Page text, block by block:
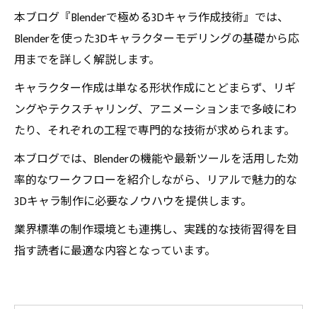
本ブログ『Blenderで極める3Dキャラ作成技術』では、
Blenderを使った3Dキャラクターモデリングの基礎から応
用までを詳しく解説します。
キャラクター作成は単なる形状作成にとどまらず、リギ
ングやテクスチャリング、アニメーションまで多岐にわ
たり、それぞれの工程で専門的な技術が求められます。
本ブログでは、Blenderの機能や最新ツールを活用した効
率的なワークフローを紹介しながら、リアルで魅力的な
3Dキャラ制作に必要なノウハウを提供します。
業界標準の制作環境とも連携し、実践的な技術習得を目
指す読者に最適な内容となっています。